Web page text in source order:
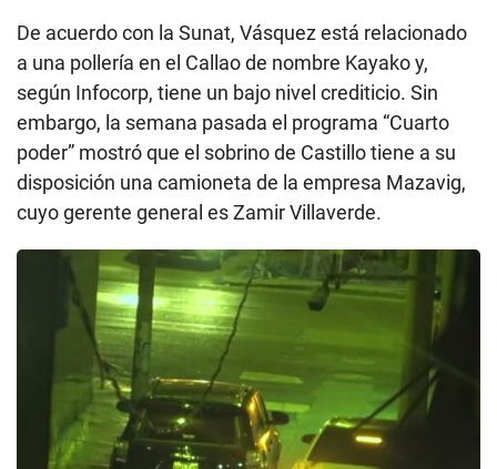
diversas denuncias por presunto tráfico de terrenos.
Huapaya, en mayo de este año, denunció a Cecilia
Barreda Guerra, propietaria también de una parte del
terreno en Cerro Azul, con el fin de que suscriba la
minuta de compra y venta del 50% del predio. Según
la denunciante, el esposo de Barreda, Juan Carrera
Meza, le vendió ese inmueble en junio del 2007 sin
declarar su estado civil de casado en la suscripción
de la escritura pública.
En dicho proceso, la empresa de Villaverde,
Villaverde Company, solicitó participar como
litisconsorte. Sin embargo, en octubre su pedido fue
rechazado en primera instancia y está a la espera de
la decisión de una sala superior. Pero Huapaya no es